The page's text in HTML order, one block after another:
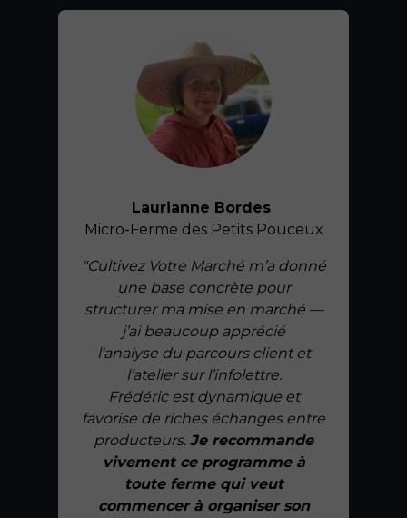
Laurianne Bordes
Micro-Ferme des Petits Pouceux
"Cultivez Votre Marché m’a donné
une base concrète pour
structurer ma mise en marché —
j’ai beaucoup apprécié
l'analyse du parcours client et
l’atelier sur l’infolettre.
Frédéric est dynamique et
favorise de riches échanges entre
producteurs. Je recommande
vivement ce programme à
toute ferme qui veut
commencer à organiser son